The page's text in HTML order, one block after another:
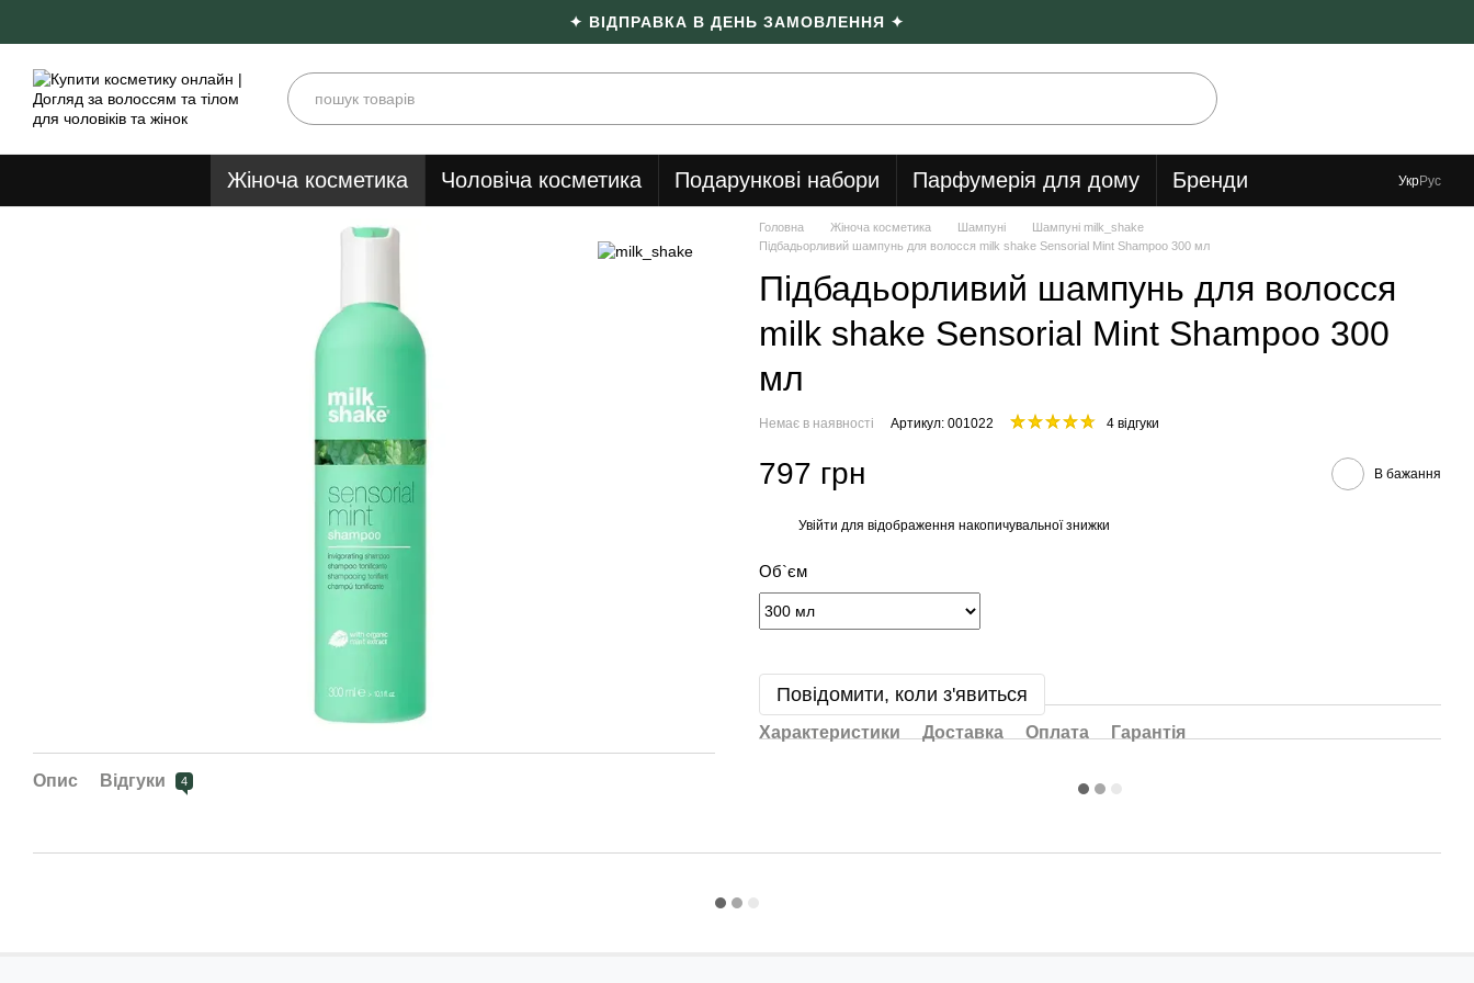
✦ ВІДПРАВКА В ДЕНЬ ЗАМОВЛЕННЯ ✦
Жіноча косметика Чоловіча косметика Подарункові набори Парфумерія для дому Бренди УкрРус
Опис Відгуки 4
Головна Жіноча косметика Шампуні
Шампуні milk_shake
Підбадьорливий шампунь для волосся milk shake Sensorial Mint Shampoo 300 мл
Підбадьорливий шампунь для волосся
milk shake Sensorial Mint Shampoo 300
мл
Немає в наявності Артикул: 001022 4 відгуки
797 грн В бажання
Увійти для відображення накопичувальної знижки
Об`єм
Повідомити, коли з'явиться
Характеристики Доставка Оплата Гарантія